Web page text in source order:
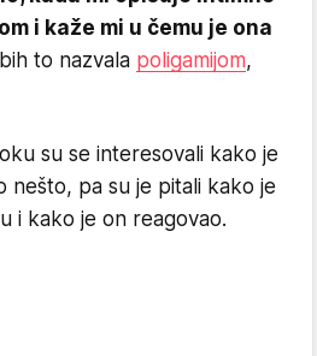
i kaže mi u čemu je ona
to nazvala poligamijom,
su se interesovali kako je
nešto, pa su je pitali kako je
i kako je on reagovao.